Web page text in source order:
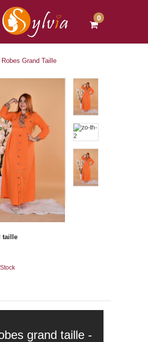
0
Robes Grand Taille
taille
Stock
grand taille -